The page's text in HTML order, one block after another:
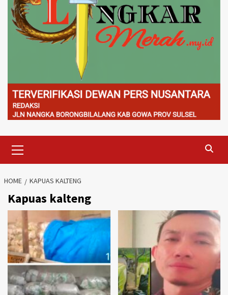
Menu
HOME KAPUAS KALTENG
Kapuas kalteng